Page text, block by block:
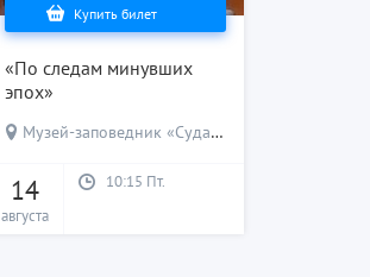
«По следам минувших
эпох»
Музей-заповедник «Судакская крепость»
14
августа
10:15 Пт.
Купить билет